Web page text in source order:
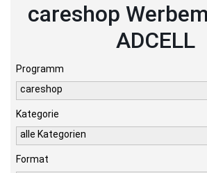
careshop
ADCELL
Programm
careshop
Kategorie
alle Kategorien
Format